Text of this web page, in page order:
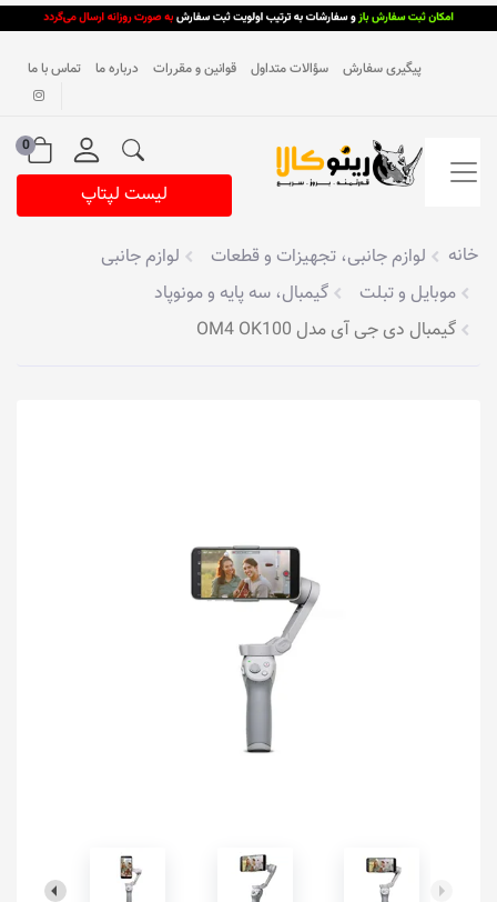
پیگیری سفارش سؤالات متداول قوانین و مقررات درباره ما تماس با ما
0
لیست لپتاپ
خانه لوازم جانبی، تجهیزات و قطعات
لوازم جانبی
موبایل و تبلت
گیمبال، سه پایه و مونوپاد
گیمبال دی جی آی مدل OM4 OK100